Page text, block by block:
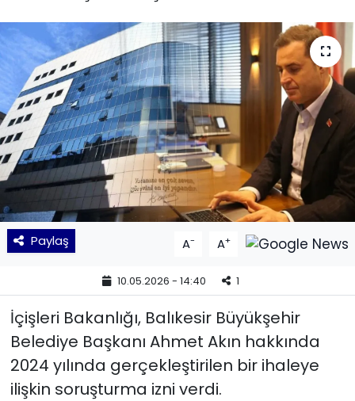
Paylaş A- A+
10.05.2026 - 14:40 1
İçişleri Bakanlığı, Balıkesir Büyükşehir
Belediye Başkanı Ahmet Akın hakkında
2024 yılında gerçekleştirilen bir ihaleye
ilişkin soruşturma izni verdi.
GÜNCEL
KÜLTÜR SANAT
MAGAZİN
POLİTİKA
SAĞLIK
Siyaset
TEKNOLOJİ
Yaşam
YEREL POLİTİKA